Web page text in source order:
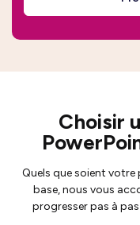
Choisir
Quels que soient
base, nous vous
progresser pas à